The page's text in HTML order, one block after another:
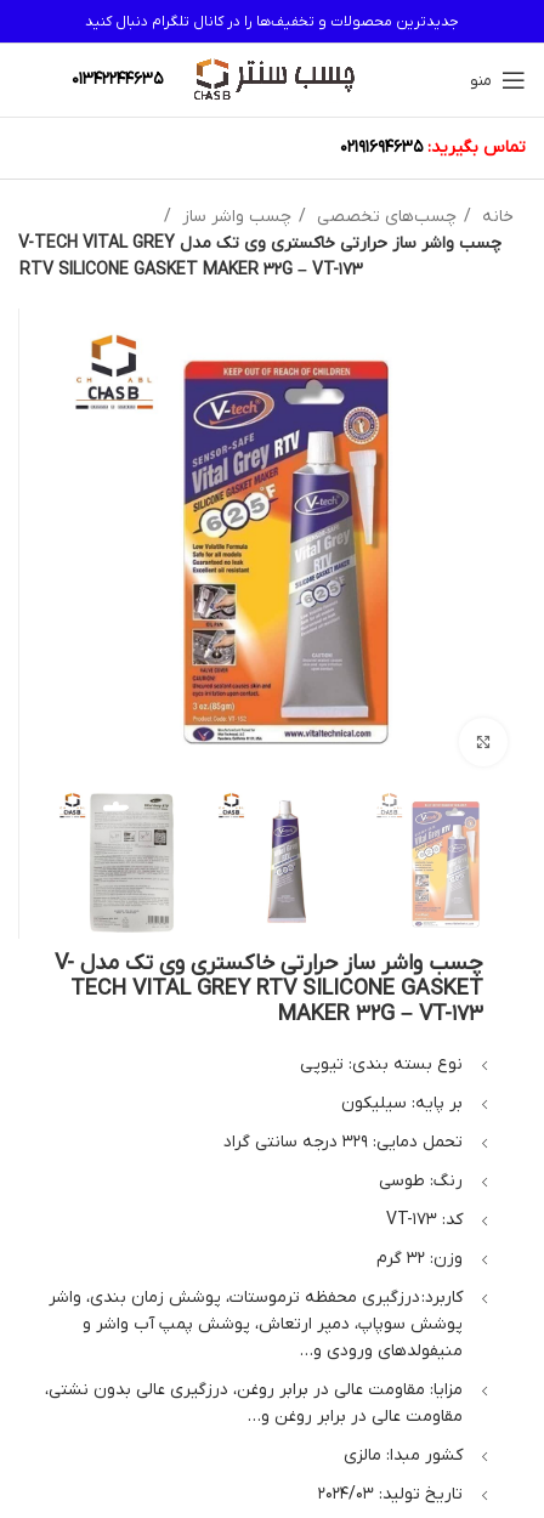
جدیدترین محصولات و تخفیف‌ها را در کانال تلگرام دنبال کنید
منو 01342244635
تماس بگیرید: 02191694635
خانه چسب‌های تخصصی
چسب واشر ساز
چسب واشر ساز حرارتی خاکستری وی تک مدل V-TECH VITAL GREY
RTV SILICONE GASKET MAKER 32G – VT-173
بزرگنمایی تصویر
چسب واشر ساز حرارتی خاکستری وی تک مدل V-
TECH VITAL GREY RTV SILICONE GASKET
MAKER 32G – VT-173
نوع بسته بندی: تیوپی
بر پایه: سیلیکون
تحمل دمایی: 329 درجه سانتی گراد
رنگ: طوسی
کد: VT-173
وزن: 32 گرم
کاربرد: درزگیری محفظه ترموستات، پوشش زمان بندی، واشر
پوشش سوپاپ، دمپر ارتعاش، پوشش پمپ آب واشر و
منیفولدهای ورودی و…
مزایا: مقاومت عالی در برابر روغن، درزگیری عالی بدون نشتی،
مقاومت عالی در برابر روغن و…
کشور مبدا: مالزی
تاریخ تولید: 2024/03